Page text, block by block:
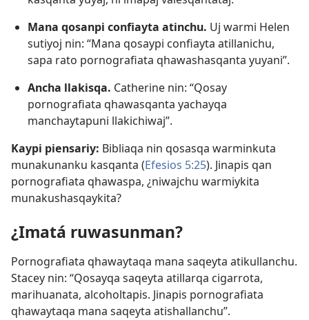
Mana qosanpi confiayta atinchu. Uj warmi Helen
sutiyoj nin: “Mana qosaypi confiayta atillanichu,
sapa rato pornografiata qhawashasqanta yuyani”.
Ancha llakisqa. Catherine nin: “Qosay
pornografiata qhawasqanta yachayqa
manchaytapuni llakichiwaj”.
Kaypi piensariy: Bibliaqa nin qosasqa warminkuta
munakunanku kasqanta (Efesios 5:25). Jinapis qan
pornografiata qhawaspa, ¿niwajchu warmiykita
munakushasqaykita?
¿Imatá ruwasunman?
Pornografiata qhawaytaqa mana saqeyta atikullanchu.
Stacey nin: “Qosayqa saqeyta atillarqa cigarrota,
marihuanata, alcoholtapis. Jinapis pornografiata
qhawaytaqa mana saqeyta atishallanchu”.